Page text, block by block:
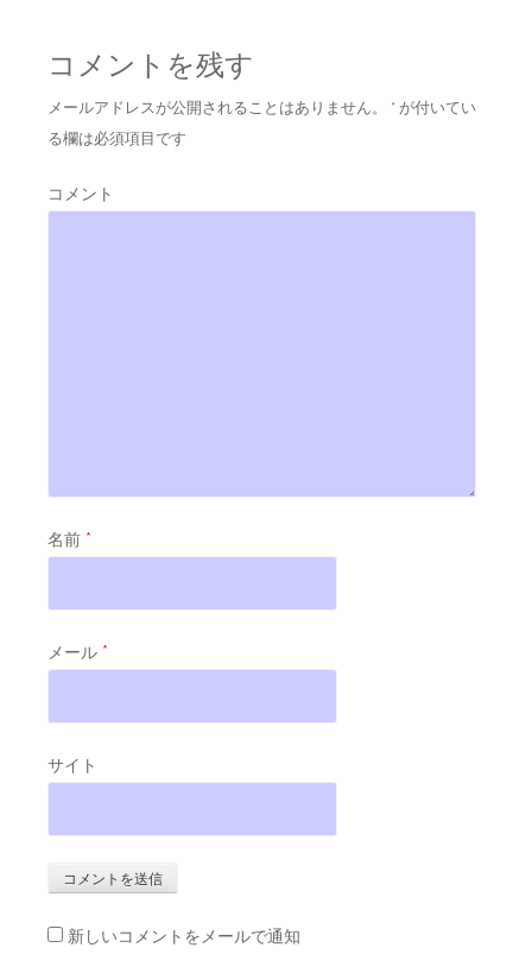
コメントを残す
メールアドレスが公開されることはありません。 * が付いてい
る欄は必須項目です
コメント
名前 *
メール *
サイト
新しいコメントをメールで通知